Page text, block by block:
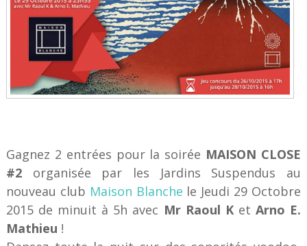
Gagnez 2 entrées pour la soirée MAISON CLOSE
#2organisée par les Jardins Suspendus au
nouveau club Maison Blanche le Jeudi 29 Octobre
2015 de minuit à 5h avec Mr Raoul Ket Arno E.
Mathieu !